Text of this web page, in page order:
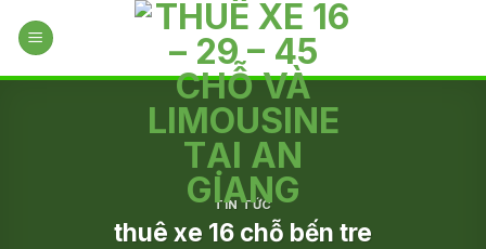
TIN TỨC
thuê xe 16 chỗ bến tre